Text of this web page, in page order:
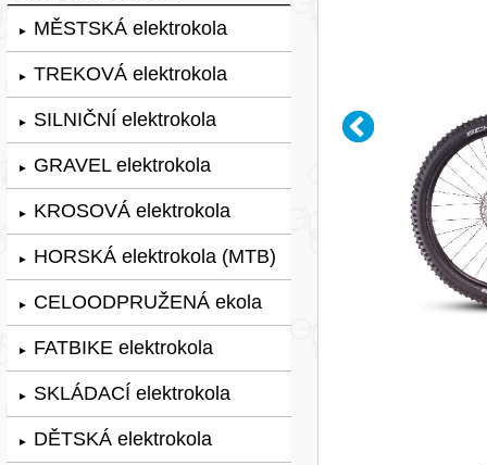
► MĚSTSKÁ elektrokola
► TREKOVÁ elektrokola
► SILNIČNÍ elektrokola
► GRAVEL elektrokola
► KROSOVÁ elektrokola
► HORSKÁ elektrokola (MTB)
► CELOODPRUŽENÁ ekola
► FATBIKE elektrokola
► SKLÁDACÍ elektrokola
► DĚTSKÁ elektrokola